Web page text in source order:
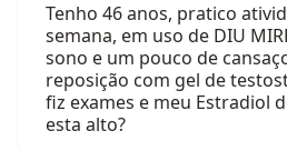
Tenho 46 anos, pratico
semana, em uso de DIU
sono e um pouco de
reposição com gel de
fiz exames e meu Estradiol
esta alto?